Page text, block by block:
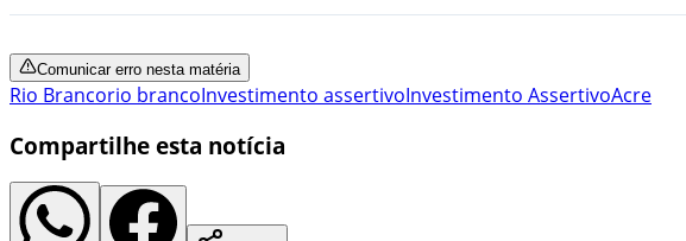
Comunicar erro nesta matéria
Rio Brancorio brancoInvestimento assertivoInvestimento AssertivoAcre
Compartilhe esta notícia